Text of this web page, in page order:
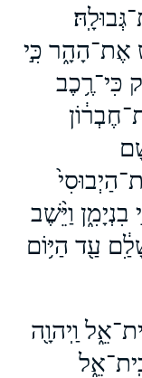
אֶת־הָהָ֑ר כִּ֣י
כִּי־רֶ֥כֶב
וַיֵּ֨שֶׁב
עַ֖ד הַיּ֥וֹם
וַֽיהוָ֖ה